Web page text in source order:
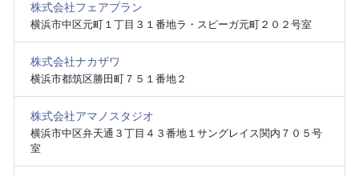
株式会社フェアプラン
横浜市中区元町１丁目３１番地ラ・スピーガ元町２０２号室
株式会社ナカザワ
横浜市都筑区勝田町７５１番地２
株式会社アマノスタジオ
横浜市中区弁天通３丁目４３番地１サングレイス関内７０５号
室